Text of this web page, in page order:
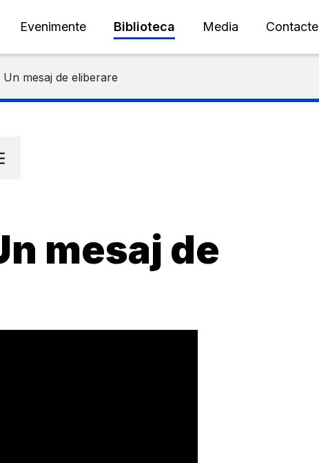
Evenimente Biblioteca Media Contacte
Un mesaj de eliberare
mesaj de